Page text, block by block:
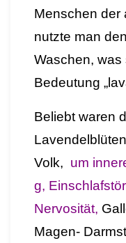
Menschen der
nutzte man
Waschen, was
Bedeutung
Beliebtwaren
Lavendelblüten
Volk, um
g,
Nervosität,
Magen-